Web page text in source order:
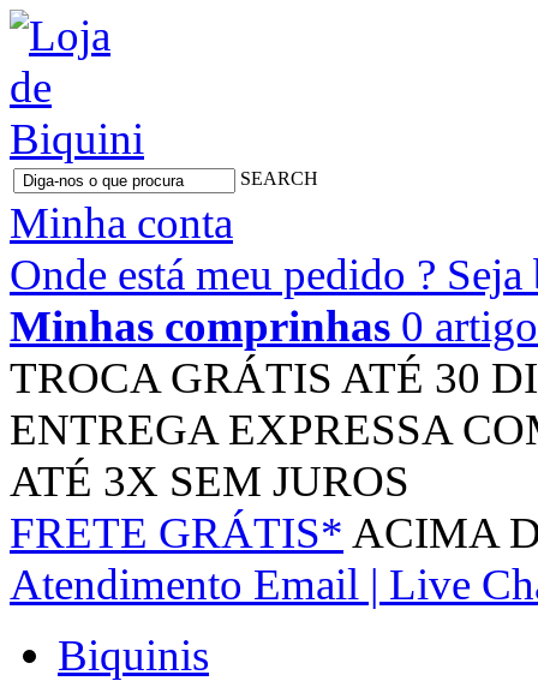
SEARCH
Minha conta
Onde está meu pedido ?
Minhas comprinhas 0
TROCA GRÁTIS ATÉ 30
ENTREGA EXPRESSA
ATÉ 3X SEM JUROS
FRETE GRÁTIS* ACIMA
Atendimento Email | Live
Biquinis